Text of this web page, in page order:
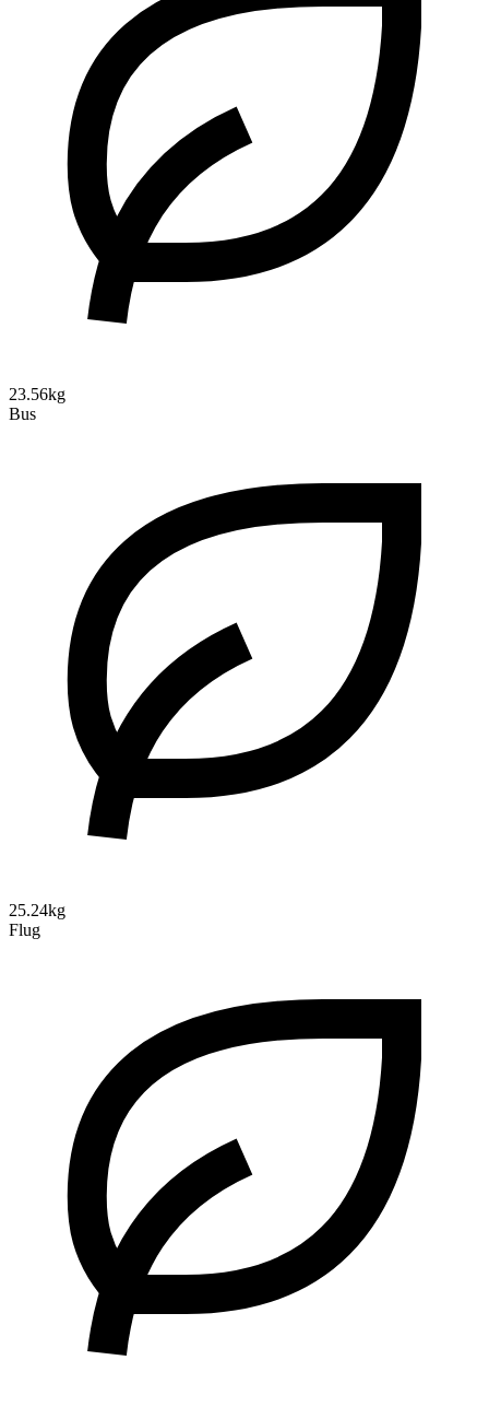
23.56kg
Bus
25.24kg
Flug